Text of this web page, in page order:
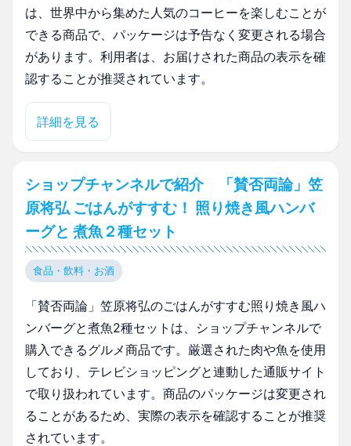
は、世界中から集めた人気のコーヒーを楽しむことが
できる商品で、パッケージは予告なく変更される場合
があります。利用者は、お届けされた商品の表示を確
認することが推奨されています。
詳細を見る
ショップチャンネルで紹介 「賛否両論」笠
原将弘 ごはんがすすむ！ 照り焼き風ハンバ
ーグと 煮魚２種セット
食品・飲料・お酒
「賛否両論」笠原将弘のごはんがすすむ照り焼き風ハ
ンバーグと煮魚2種セットは、ショップチャンネルで
購入できるグルメ商品です。厳選された肉や魚を使用
しており、テレビショッピングと連動した通販サイト
で取り扱われています。商品のパッケージは変更され
ることがあるため、実際の表示を確認することが推奨
されています。